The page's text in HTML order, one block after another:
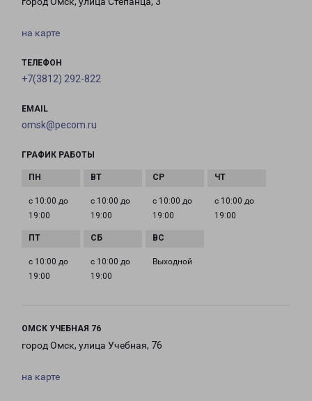
на карте
ТЕЛЕФОН
+7(3812) 292-822
EMAIL
omsk@pecom.ru
ГРАФИК РАБОТЫ
с 10:00 до
19:00
с 10:00 до
19:00
с 10:00 до
19:00
с 10:00 до
19:00
с 10:00 до
19:00
с 10:00 до
19:00
Выходной
ОМСК УЧЕБНАЯ 76
город Омск, улица Учебная, 76
на карте